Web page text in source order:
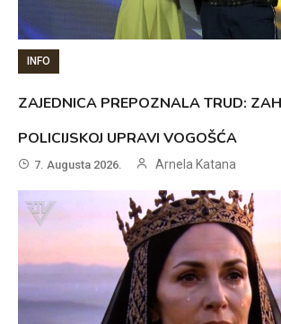
INFO
ZAJEDNICA PREPOZNALA TRUD:
POLICIJSKOJ UPRAVI VOGOŠĆA
7. Augusta 2026. Arnela Katana